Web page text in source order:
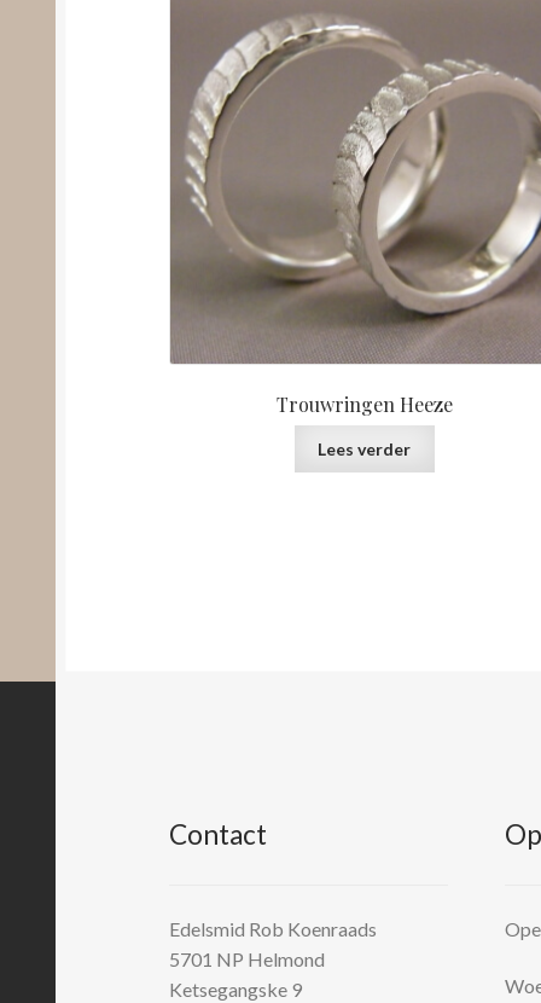
Trouwringen Heeze
Lees verder
Contact
Edelsmid Rob Koenraads
5701 NP Helmond
Ketsegangske 9